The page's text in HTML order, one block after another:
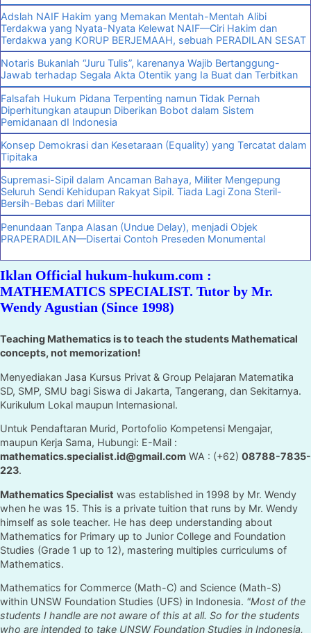
Adslah NAIF Hakim yang Memakan Mentah-Mentah Alibi
Terdakwa yang Nyata-Nyata Kelewat NAIF—Ciri Hakim dan
Terdakwa yang KORUP BERJEMAAH, sebuah PERADILAN SESAT
Notaris Bukanlah “Juru Tulis”, karenanya Wajib Bertanggung-
Jawab terhadap Segala Akta Otentik yang Ia Buat dan Terbitkan
Falsafah Hukum Pidana Terpenting namun Tidak Pernah
Diperhitungkan ataupun Diberikan Bobot dalam Sistem
Pemidanaan dI Indonesia
Konsep Demokrasi dan Kesetaraan (Equality) yang Tercatat dalam
Tipitaka
Supremasi-Sipil dalam Ancaman Bahaya, Militer Mengepung
Seluruh Sendi Kehidupan Rakyat Sipil. Tiada Lagi Zona Steril-
Bersih-Bebas dari Militer
Penundaan Tanpa Alasan (Undue Delay), menjadi Objek
PRAPERADILAN—Disertai Contoh Preseden Monumental
Iklan Official hukum-hukum.com :
MATHEMATICS SPECIALIST. Tutor by Mr.
Wendy Agustian (Since 1998)
Teaching Mathematics is to teach the students Mathematical
concepts, not memorization!
Menyediakan Jasa Kursus Privat & Group Pelajaran Matematika
SD, SMP, SMU bagi Siswa di Jakarta, Tangerang, dan Sekitarnya.
Kurikulum Lokal maupun Internasional.
Untuk Pendaftaran Murid, Portofolio Kompetensi Mengajar,
maupun Kerja Sama, Hubungi: E-Mail :
mathematics.specialist.id@gmail.com WA : (+62) 08788-7835-
223.
Mathematics Specialist was established in 1998 by Mr. Wendy
when he was 15. This is a private tuition that runs by Mr. Wendy
himself as sole teacher. He has deep understanding about
Mathematics for Primary up to Junior College and Foundation
Studies (Grade 1 up to 12), mastering multiples curriculums of
Mathematics.
Mathematics for Commerce (Math-C) and Science (Math-S)
within UNSW Foundation Studies (UFS) in Indonesia. "Most of the
students I handle are not aware of this at all. So for the students
who are intended to take UNSW Foundation Studies in Indonesia,